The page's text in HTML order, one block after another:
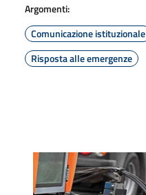
Argomenti:
Comunicazione istituzionale
Risposta alle emergenze